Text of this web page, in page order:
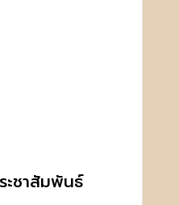
ะชาสัมพันธ์